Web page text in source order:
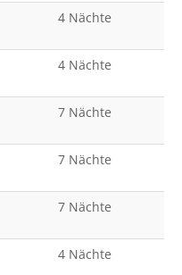
4 Nächte
4 Nächte
7 Nächte
7 Nächte
7 Nächte
4 Nächte